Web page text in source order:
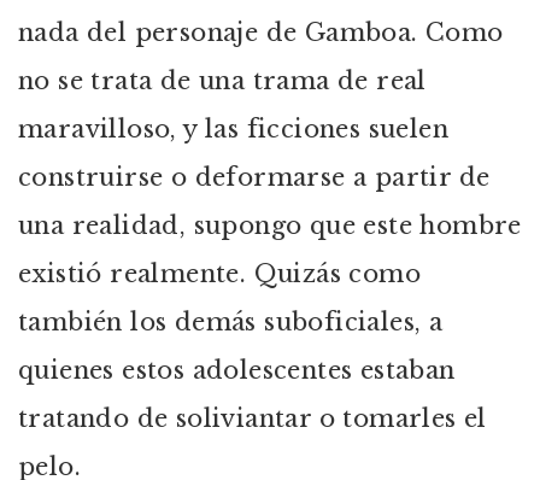
nada del personaje de Gamboa. Como
no se trata de una trama de real
maravilloso, y las ficciones suelen
construirse o deformarse a partir de
una realidad, supongo que este hombre
existió realmente. Quizás como
también los demás suboficiales, a
quienes estos adolescentes estaban
tratando de soliviantar o tomarles el
pelo.